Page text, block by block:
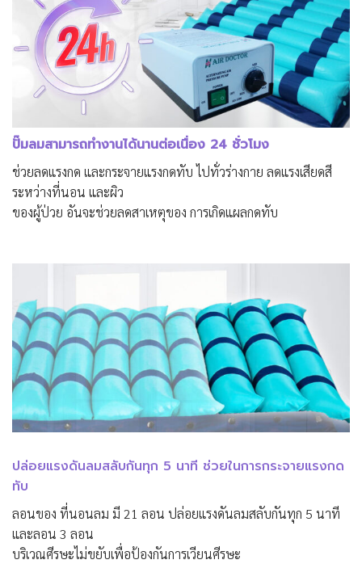
ปั๊มลมสามารถทำงานได้นานต่อเนื่อง 24 ชั่วโมง
ช่วยลดแรงกด และกระจายแรงกดทับ ไปทั่วร่างกาย ลดแรงเสียดสี
ระหว่างที่นอน และผิว
ของผู้ป่วย อันจะช่วยลดสาเหตุของ การเกิดแผลกดทับ
ปล่อยแรงดันลมสลับกันทุก 5 นาที ช่วยในการกระจายแรงกด
ทับ
ลอนของ ที่นอนลม มี 21 ลอน ปล่อยแรงดันลมสลับกันทุก 5 นาที
และลอน 3 ลอน
บริเวณศีรษะไม่ขยับเพื่อป้องกันการเวียนศีรษะ